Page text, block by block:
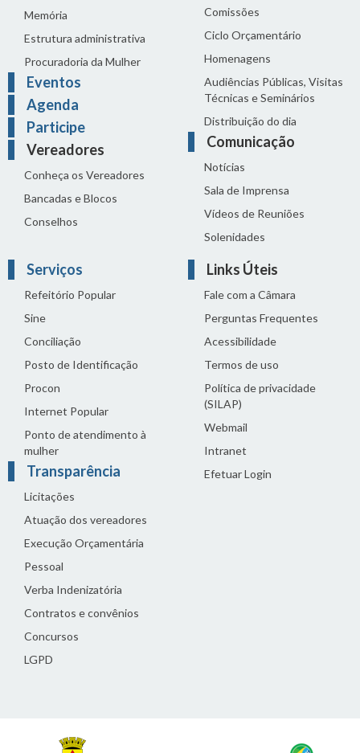
Memória
Estrutura administrativa
Procuradoria da Mulher
Eventos
Agenda
Participe
Vereadores
Conheça os Vereadores
Bancadas e Blocos
Conselhos
Comissões
Ciclo Orçamentário
Homenagens
Audiências Públicas, Visitas
Técnicas e Seminários
Distribuição do dia
Comunicação
Notícias
Sala de Imprensa
Vídeos de Reuniões
Solenidades
Serviços
Refeitório Popular
Sine
Conciliação
Posto de Identificação
Procon
Internet Popular
Ponto de atendimento à
mulher
Transparência
Licitações
Atuação dos vereadores
Execução Orçamentária
Pessoal
Verba Indenizatória
Contratos e convênios
Concursos
LGPD
Links Úteis
Fale com a Câmara
Perguntas Frequentes
Acessibilidade
Termos de uso
Política de privacidade
(SILAP)
Webmail
Intranet
Efetuar Login